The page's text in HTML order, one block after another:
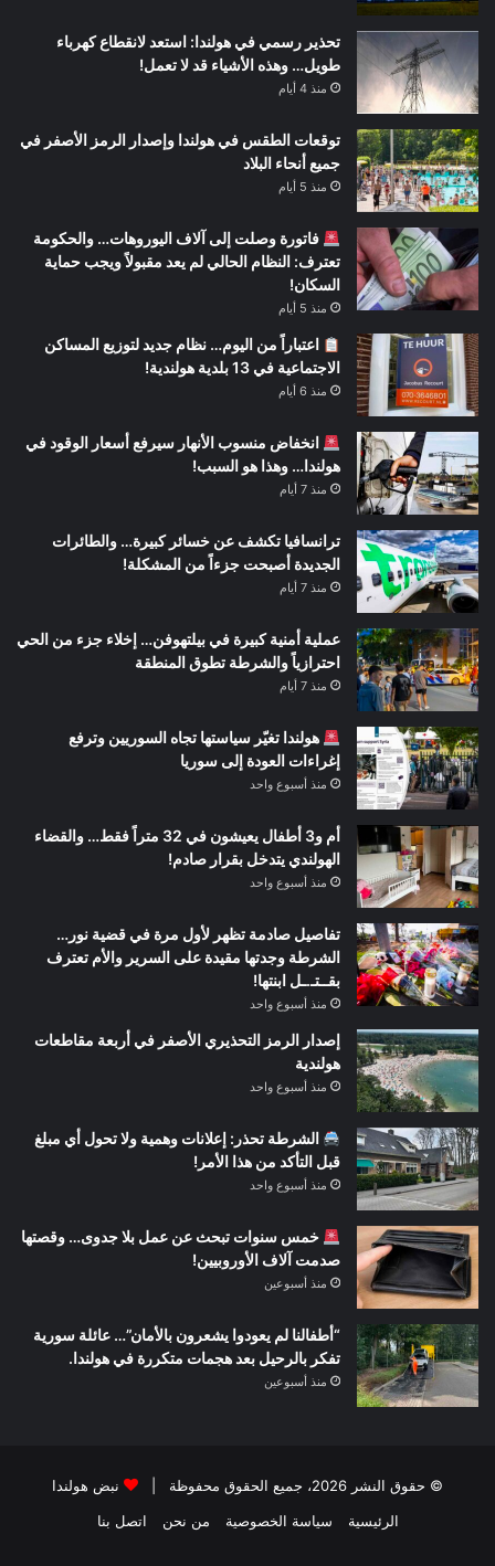
تحذير رسمي في هولندا: استعد لانقطاع كهرباء
طويل… وهذه الأشياء قد لا تعمل!
منذ 4 أيام
توقعات الطقس في هولندا وإصدار الرمز الأصفر في
جميع أنحاء البلاد
منذ 5 أيام
فاتورة وصلت إلى آلاف اليوروهات… والحكومة
تعترف: النظام الحالي لم يعد مقبولاً ويجب حماية
السكان!
منذ 5 أيام
اعتباراً من اليوم… نظام جديد لتوزيع المساكن
الاجتماعية في 13 بلدية هولندية!
منذ 6 أيام
انخفاض منسوب الأنهار سيرفع أسعار الوقود في
هولندا… وهذا هو السبب!
منذ 7 أيام
ترانسافيا تكشف عن خسائر كبيرة… والطائرات
الجديدة أصبحت جزءاً من المشكلة!
منذ 7 أيام
عملية أمنية كبيرة في بيلتهوفن… إخلاء جزء من الحي
احترازياً والشرطة تطوق المنطقة
منذ 7 أيام
هولندا تغيّر سياستها تجاه السوريين وترفع
إغراءات العودة إلى سوريا
منذ أسبوع واحد
أم و3 أطفال يعيشون في 32 متراً فقط… والقضاء
الهولندي يتدخل بقرار صادم!
منذ أسبوع واحد
تفاصيل صادمة تظهر لأول مرة في قضية نور…
الشرطة وجدتها مقيدة على السرير والأم تعترف
بقــتـ.ـل ابنتها!
منذ أسبوع واحد
إصدار الرمز التحذيري الأصفر في أربعة مقاطعات
هولندية
منذ أسبوع واحد
الشرطة تحذر: إعلانات وهمية ولا تحول أي مبلغ
قبل التأكد من هذا الأمر!
منذ أسبوع واحد
خمس سنوات تبحث عن عمل بلا جدوى… وقصتها
صدمت آلاف الأوروبيين!
منذ أسبوعين
“أطفالنا لم يعودوا يشعرون بالأمان”… عائلة سورية
تفكر بالرحيل بعد هجمات متكررة في هولندا.
منذ أسبوعين
© حقوق النشر 2026، جميع الحقوق محفوظة |
نبض هولندا
الرئيسية
سياسة الخصوصية من نحن اتصل بنا